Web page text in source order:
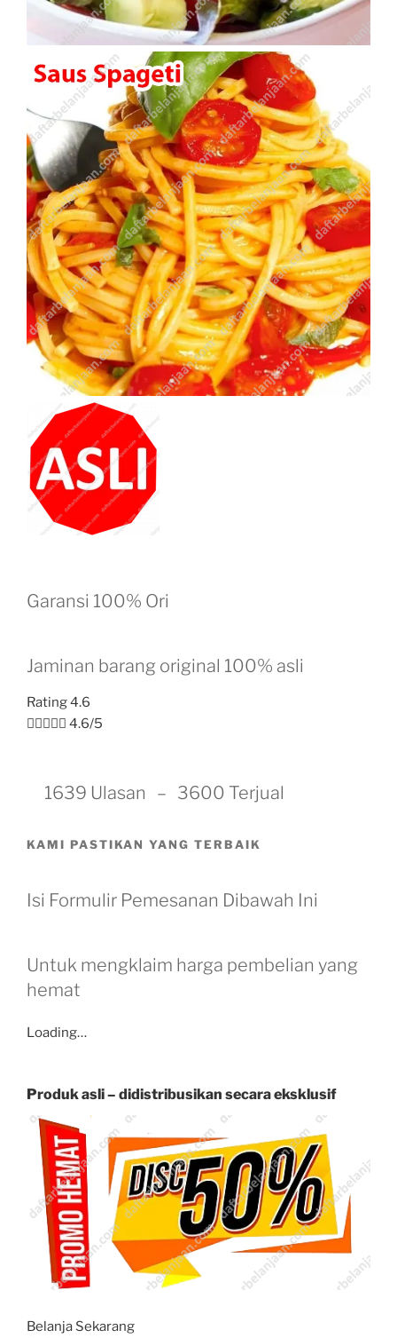
Garansi 100% Ori
Jaminan barang original 100% asli
Rating 4.6
 4.6/5
1639 Ulasan – 3600 Terjual
KAMI PASTIKAN YANG TERBAIK
Isi Formulir Pemesanan Dibawah Ini
Untuk mengklaim harga pembelian yang
hemat
Loading…
Produk asli – didistribusikan secara eksklusif
Belanja Sekarang